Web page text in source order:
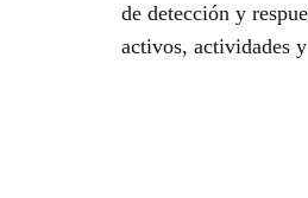
de detección y
activos, actividades